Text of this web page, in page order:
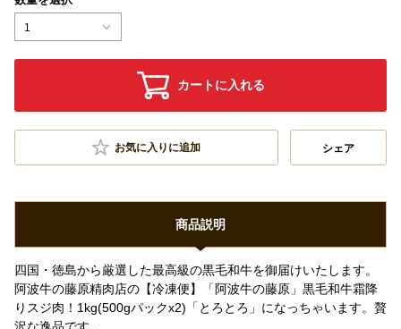
1
カートに入れる
お気に入りに追加 シェア
商品説明
四国・徳島から厳選した最高級の黒毛和牛を御届けいたします。
阿波牛の藤原精肉店の【冷凍便】「阿波牛の藤原」黒毛和牛霜降
りスジ肉！1kg(500gパックx2)「とろとろ」になっちゃいます。贅